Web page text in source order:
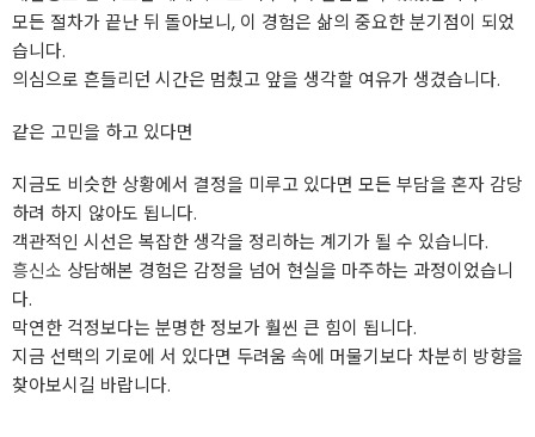
모든 절차가 끝난 뒤 돌아보니, 이 경험은 삶의 중요한 분기점이 되었
습니다.
의심으로 흔들리던 시간은 멈췄고 앞을 생각할 여유가 생겼습니다.
같은 고민을 하고 있다면
지금도 비슷한 상황에서 결정을 미루고 있다면 모든 부담을 혼자 감당
하려 하지 않아도 됩니다.
객관적인 시선은 복잡한 생각을 정리하는 계기가 될 수 있습니다.
흥신소 상담해본 경험은 감정을 넘어 현실을 마주하는 과정이었습니
다.
막연한 걱정보다는 분명한 정보가 훨씬 큰 힘이 됩니다.
지금 선택의 기로에 서 있다면 두려움 속에 머물기보다 차분히 방향을
찾아보시길 바랍니다.